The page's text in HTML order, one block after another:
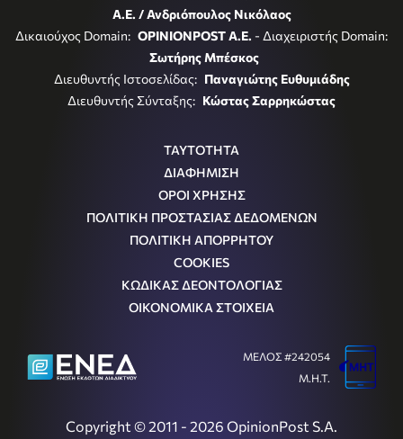
Α.Ε. / Ανδριόπουλος Νικόλαος
Δικαιούχος Domain: OPINIONPOST A.E. - Διαχειριστής Domain:
Σωτήρης Μπέσκος
Διευθυντής Ιστοσελίδας: Παναγιώτης Ευθυμιάδης
Διευθυντής Σύνταξης: Κώστας Σαρρηκώστας
ΤΑΥΤΟΤΗΤΑ
ΔΙΑΦΗΜΙΣΗ
ΟΡΟΙ ΧΡΗΣΗΣ
ΠΟΛΙΤΙΚΗ ΠΡΟΣΤΑΣΙΑΣ ΔΕΔΟΜΕΝΩΝ
ΠΟΛΙΤΙΚΗ ΑΠΟΡΡΗΤΟΥ
COOKIES
ΚΩΔΙΚΑΣ ΔΕΟΝΤΟΛΟΓΙΑΣ
ΟΙΚΟΝΟΜΙΚΑ ΣΤΟΙΧΕΙΑ
Copyright © 2011 - 2026 OpinionPost S.A.
ΜΕΛΟΣ #242054
Μ.Η.Τ.